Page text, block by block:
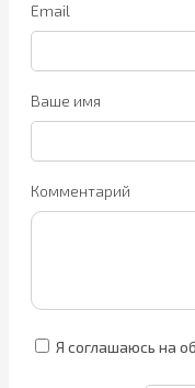
Email
Ваше имя
Комментарий
Я соглашаюсь на